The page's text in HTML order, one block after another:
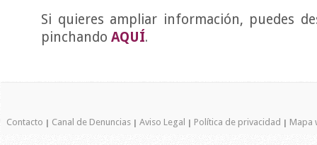
Si quieres ampliar información, puedes
pinchando AQUÍ.
Contacto | Canal de Denuncias | Aviso Legal | Política de privacidad | Mapa